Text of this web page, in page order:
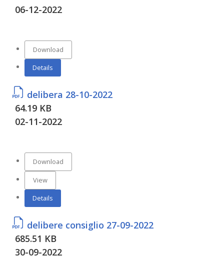
06-12-2022
Download
Details
delibera 28-10-2022
64.19 KB
02-11-2022
Download
View
Details
delibere consiglio 27-09-2022
685.51 KB
30-09-2022